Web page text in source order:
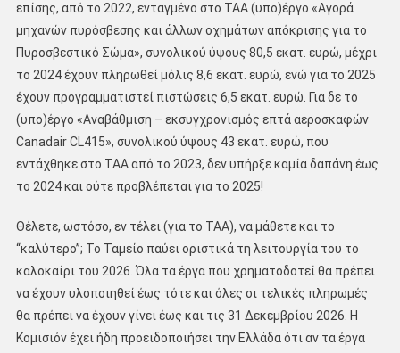
επίσης, από το 2022, ενταγμένο στο ΤΑΑ (υπο)έργο «Αγορά
μηχανών πυρόσβεσης και άλλων οχημάτων απόκρισης για το
Πυροσβεστικό Σώμα», συνολικού ύψους 80,5 εκατ. ευρώ, μέχρι
το 2024 έχουν πληρωθεί μόλις 8,6 εκατ. ευρώ, ενώ για το 2025
έχουν προγραμματιστεί πιστώσεις 6,5 εκατ. ευρώ. Για δε το
(υπο)έργο «Αναβάθμιση – εκσυγχρονισμός επτά αεροσκαφών
Canadair CL415», συνολικού ύψους 43 εκατ. ευρώ, που
εντάχθηκε στο ΤΑΑ από το 2023, δεν υπήρξε καμία δαπάνη έως
το 2024 και ούτε προβλέπεται για το 2025!
Θέλετε, ωστόσο, εν τέλει (για το ΤΑΑ), να μάθετε και το
‘‘καλύτερο’’; Το Ταμείο παύει οριστικά τη λειτουργία του το
καλοκαίρι του 2026. Όλα τα έργα που χρηματοδοτεί θα πρέπει
να έχουν υλοποιηθεί έως τότε και όλες οι τελικές πληρωμές
θα πρέπει να έχουν γίνει έως και τις 31 Δεκεμβρίου 2026. Η
Κομισιόν έχει ήδη προειδοποιήσει την Ελλάδα ότι αν τα έργα